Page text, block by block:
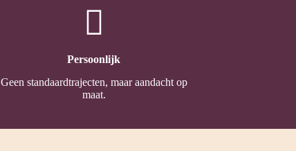
Persoonlijk
Geen standaardtrajecten, maar aandacht op
maat.